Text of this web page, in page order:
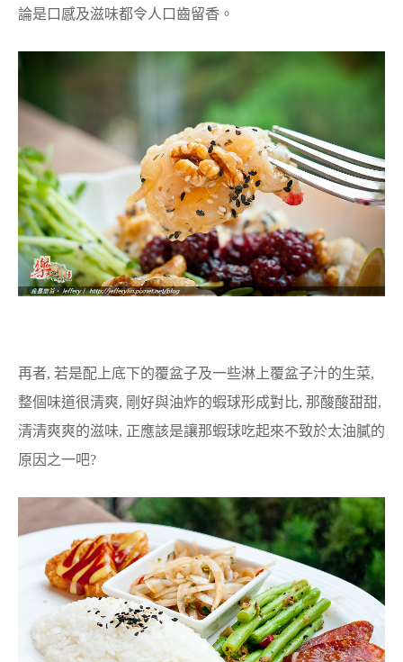
論是口感及滋味都令人口齒留香。
再者, 若是配上底下的覆盆子及一些淋上覆盆子汁的生菜,
整個味道很清爽, 剛好與油炸的蝦球形成對比, 那酸酸甜甜,
清清爽爽的滋味, 正應該是讓那蝦球吃起來不致於太油膩的
原因之一吧?